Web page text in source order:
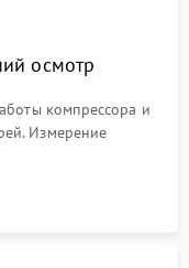
Подробнее →
осмотр
компрессора и
Измерение
термостата и
дисплея.